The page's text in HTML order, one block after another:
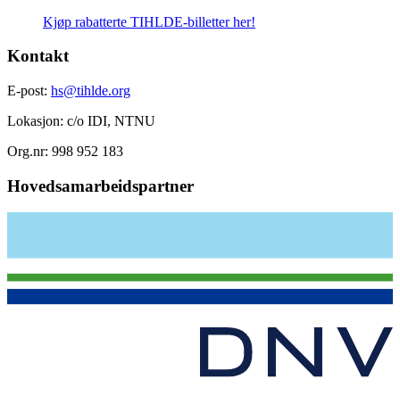
Kjøp rabatterte TIHLDE-billetter her!
Kontakt
E-post: hs@tihlde.org
Lokasjon: c/o IDI, NTNU
Org.nr: 998 952 183
Hovedsamarbeidspartner